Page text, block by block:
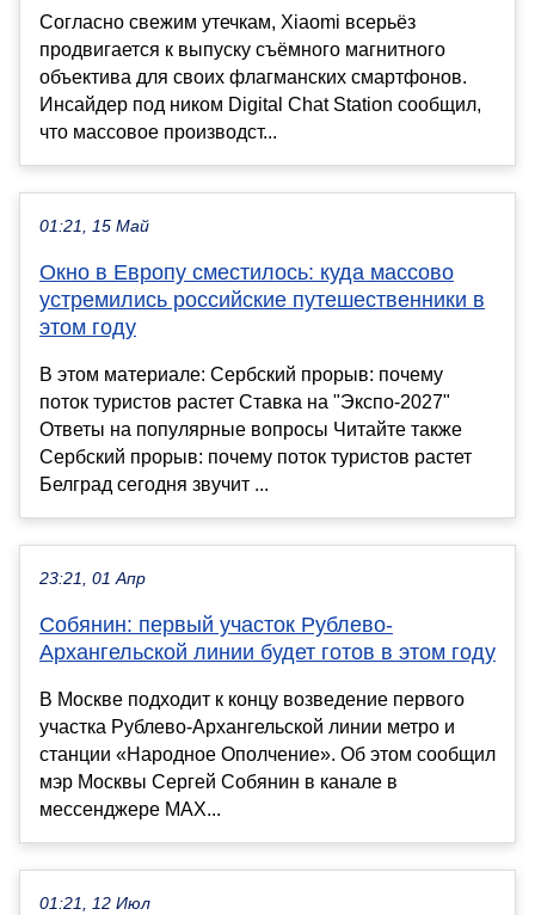
Согласно свежим утечкам, Xiaomi всерьёз
продвигается к выпуску съёмного магнитного
объектива для своих флагманских смартфонов.
Инсайдер под ником Digital Chat Station сообщил,
что массовое производст...
01:21, 15 Май
Окно в Европу сместилось: куда массово
устремились российские путешественники в
этом году
В этом материале: Сербский прорыв: почему
поток туристов растет Ставка на "Экспо-2027"
Ответы на популярные вопросы Читайте также
Сербский прорыв: почему поток туристов растет
Белград сегодня звучит ...
23:21, 01 Апр
Собянин: первый участок Рублево-
Архангельской линии будет готов в этом году
В Москве подходит к концу возведение первого
участка Рублево-Архангельской линии метро и
станции «Народное Ополчение». Об этом сообщил
мэр Москвы Сергей Собянин в канале в
мессенджере MAX...
01:21, 12 Июл